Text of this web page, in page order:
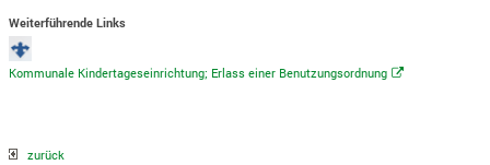
Weiterführende Links
Kommunale Kindertageseinrichtung; Erlass einer Benutzungsordnung
zurück